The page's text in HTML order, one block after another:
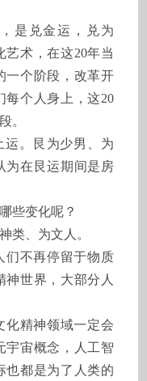
是兑金运，兑为
术，在这20年当
一个阶段，改革开
每个人身上，这20
。
运。艮为少男、为
为在艮运期间是房
些变化呢？
类、为文人。
们不再停留于物质
神世界，大部分人
化精神领域一定会
宇宙概念，人工智
也都是为了人类的